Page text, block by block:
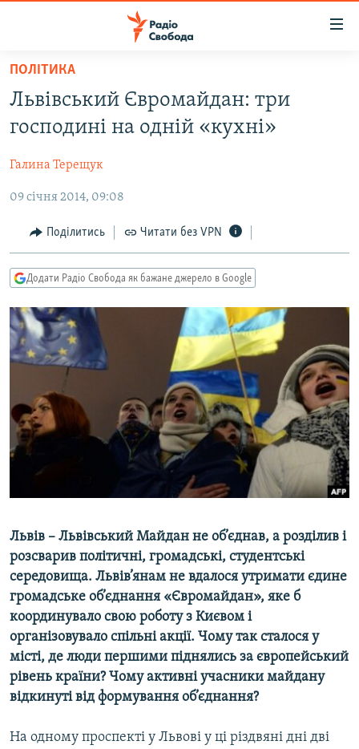
Перейти
основного
матеріалу
до
навігації
Перейти
пошуку
ПОЛІТИКА
ЕКОНОМІКА
СУСПІЛЬСТВО
СПОРТ
УКРАЇНА
СВІТ
ВІЙНА
РОСІЙСЬКА «ФІЛЬТРАЦІЯ»
ДОНБАС.РЕАЛІЇ
КРИМ.РЕАЛІЇ
ТИ ЯК?
СХЕМИ
КИТАЙ.ВИКЛИКИ
МУЛЬТИМЕДІА
ФОТО
СПЕЦПРОЄКТИ
УКР
КТАТ
ДОЛУЧАЙСЯ!
Усі сайти RFE/RL
ПОЛІТИКА
Львівський Євромайдан: три
господині на одній «кухні»
Галина Терещук
09 січня 2014, 09:08
Поділитись Читати без VPN
Додати Радіо Свобода як бажане джерело в Google
Львів – Львівський Майдан не об’єднав, а розділив і
розсварив політичні, громадські, студентські
середовища. Львів’янам не вдалося утримати єдине
громадське об’єднання «Євромайдан», яке б
координувало свою роботу з Києвом і
організовувало спільні акції. Чому так сталося у
місті, де люди першими піднялись за європейський
рівень країни? Чому активні учасники майдану
відкинуті від формування об’єднання?
На одному проспекті у Львові у ці різдвяні дні дві